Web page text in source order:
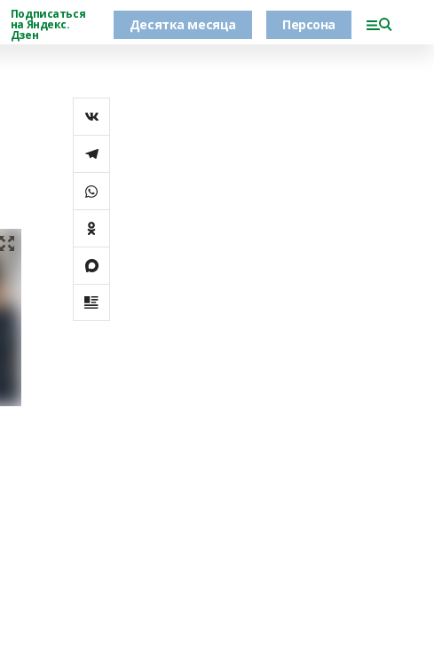
Подписаться
на Яндекс.
Дзен
Десятка месяца Персона